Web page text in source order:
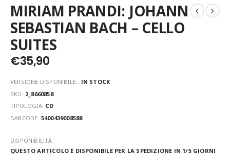
MIRIAM PRANDI: JOHANN
SEBASTIAN BACH – CELLO
SUITES
€35,90
VERSIONE DISPONIBILE:: IN STOCK
SKU: 2_8660858
TIPOLOGIA: CD
BARCODE: 5400439008588
DISPONIBILITÀ:
QUESTO ARTICOLO È DISPONIBILE PER LA SPEDIZIONE IN 1/5 GIORNI